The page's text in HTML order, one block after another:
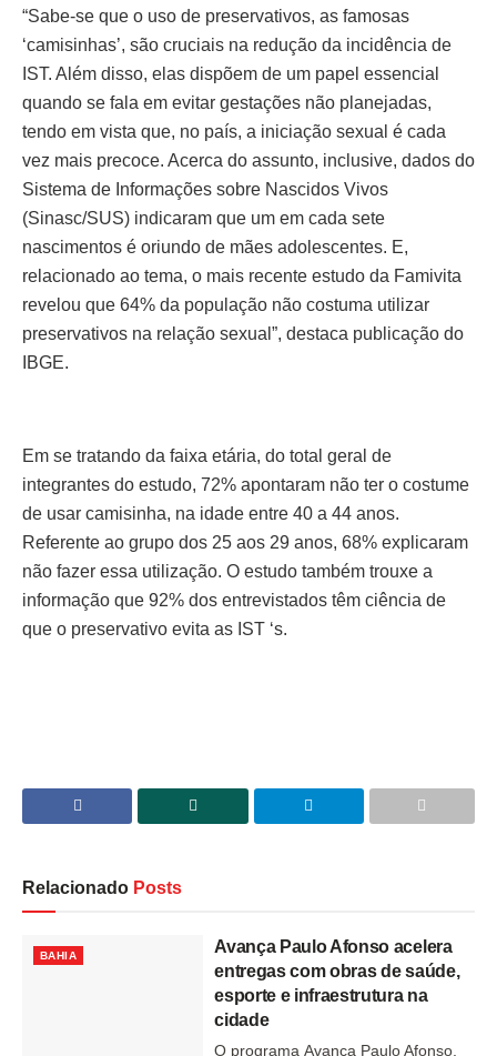
“Sabe-se que o uso de preservativos, as famosas
‘camisinhas’, são cruciais na redução da incidência de
IST. Além disso, elas dispõem de um papel essencial
quando se fala em evitar gestações não planejadas,
tendo em vista que, no país, a iniciação sexual é cada
vez mais precoce. Acerca do assunto, inclusive, dados do
Sistema de Informações sobre Nascidos Vivos
(Sinasc/SUS) indicaram que um em cada sete
nascimentos é oriundo de mães adolescentes. E,
relacionado ao tema, o mais recente estudo da Famivita
revelou que 64% da população não costuma utilizar
preservativos na relação sexual”, destaca publicação do
IBGE.
Em se tratando da faixa etária, do total geral de
integrantes do estudo, 72% apontaram não ter o costume
de usar camisinha, na idade entre 40 a 44 anos.
Referente ao grupo dos 25 aos 29 anos, 68% explicaram
não fazer essa utilização. O estudo também trouxe a
informação que 92% dos entrevistados têm ciência de
que o preservativo evita as IST ‘s.
Relacionado Posts
BAHIA
Avança Paulo Afonso acelera
entregas com obras de saúde,
esporte e infraestrutura na
cidade
O programa Avança Paulo Afonso,